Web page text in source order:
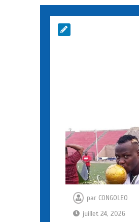
par CONGOLEO
juillet 24, 2026